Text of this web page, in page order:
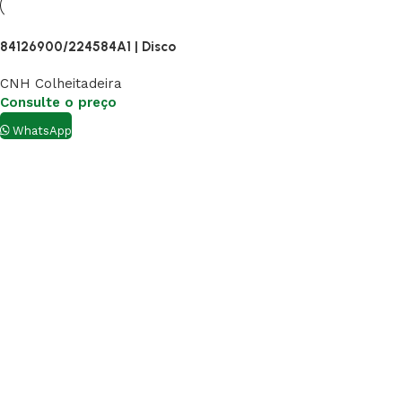
84126900/224584A1 | Disco
CNH Colheitadeira
Consulte o preço
WhatsApp